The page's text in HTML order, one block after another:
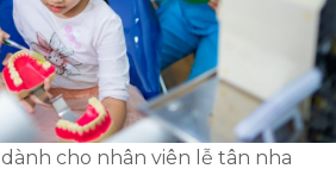
cho nhân viên lễ tân nha